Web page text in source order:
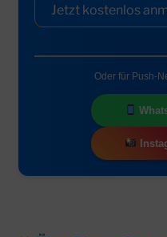
Jetzt kostenlos
Oder für Push-